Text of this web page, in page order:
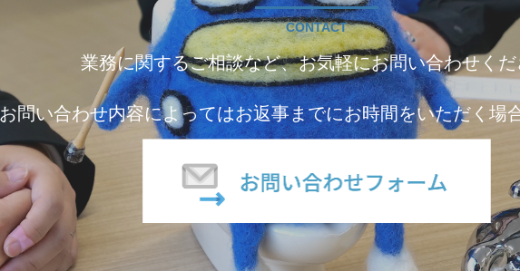
CONTACT
業務に関するご相談など、お気軽にお問い合わせく
お問い合わせ内容によってはお返事までにお時間をいただく場